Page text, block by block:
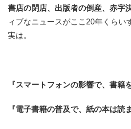
書店の閉店、出版者の倒産、赤字
ィブなニュースがここ20年くらい
実は。
『スマートフォンの影響で、書籍
『電子書籍の普及で、紙の本は読